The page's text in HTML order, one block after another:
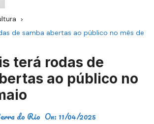
de samba abertas ao público no mês de
terá rodas de
ao público no
do Rio On: 11/04/2025